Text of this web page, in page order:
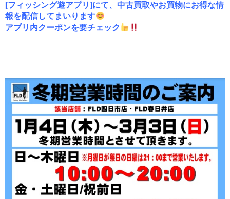
[フィッシング遊アプリ]にて、中古買取やお買物にお得な情
報を配信してまいります
アプリ内クーポンを要チェック